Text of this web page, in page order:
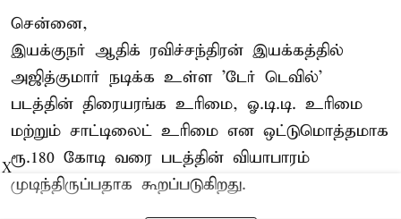
சென்னை,
இயக்குநர் ஆதிக் ரவிச்சந்திரன் இயக்கத்தில்
அஜித்குமார் நடிக்க உள்ள 'டேர் டெவில்'
படத்தின் திரையரங்க உரிமை, ஓ.டி.டி. உரிமை
மற்றும் சாட்டிலைட் உரிமை என ஒட்டுமொத்தமாக
ரூ.180 கோடி வரை படத்தின் வியாபாரம்
முடிந்திருப்பதாக கூறப்படுகிறது.
X